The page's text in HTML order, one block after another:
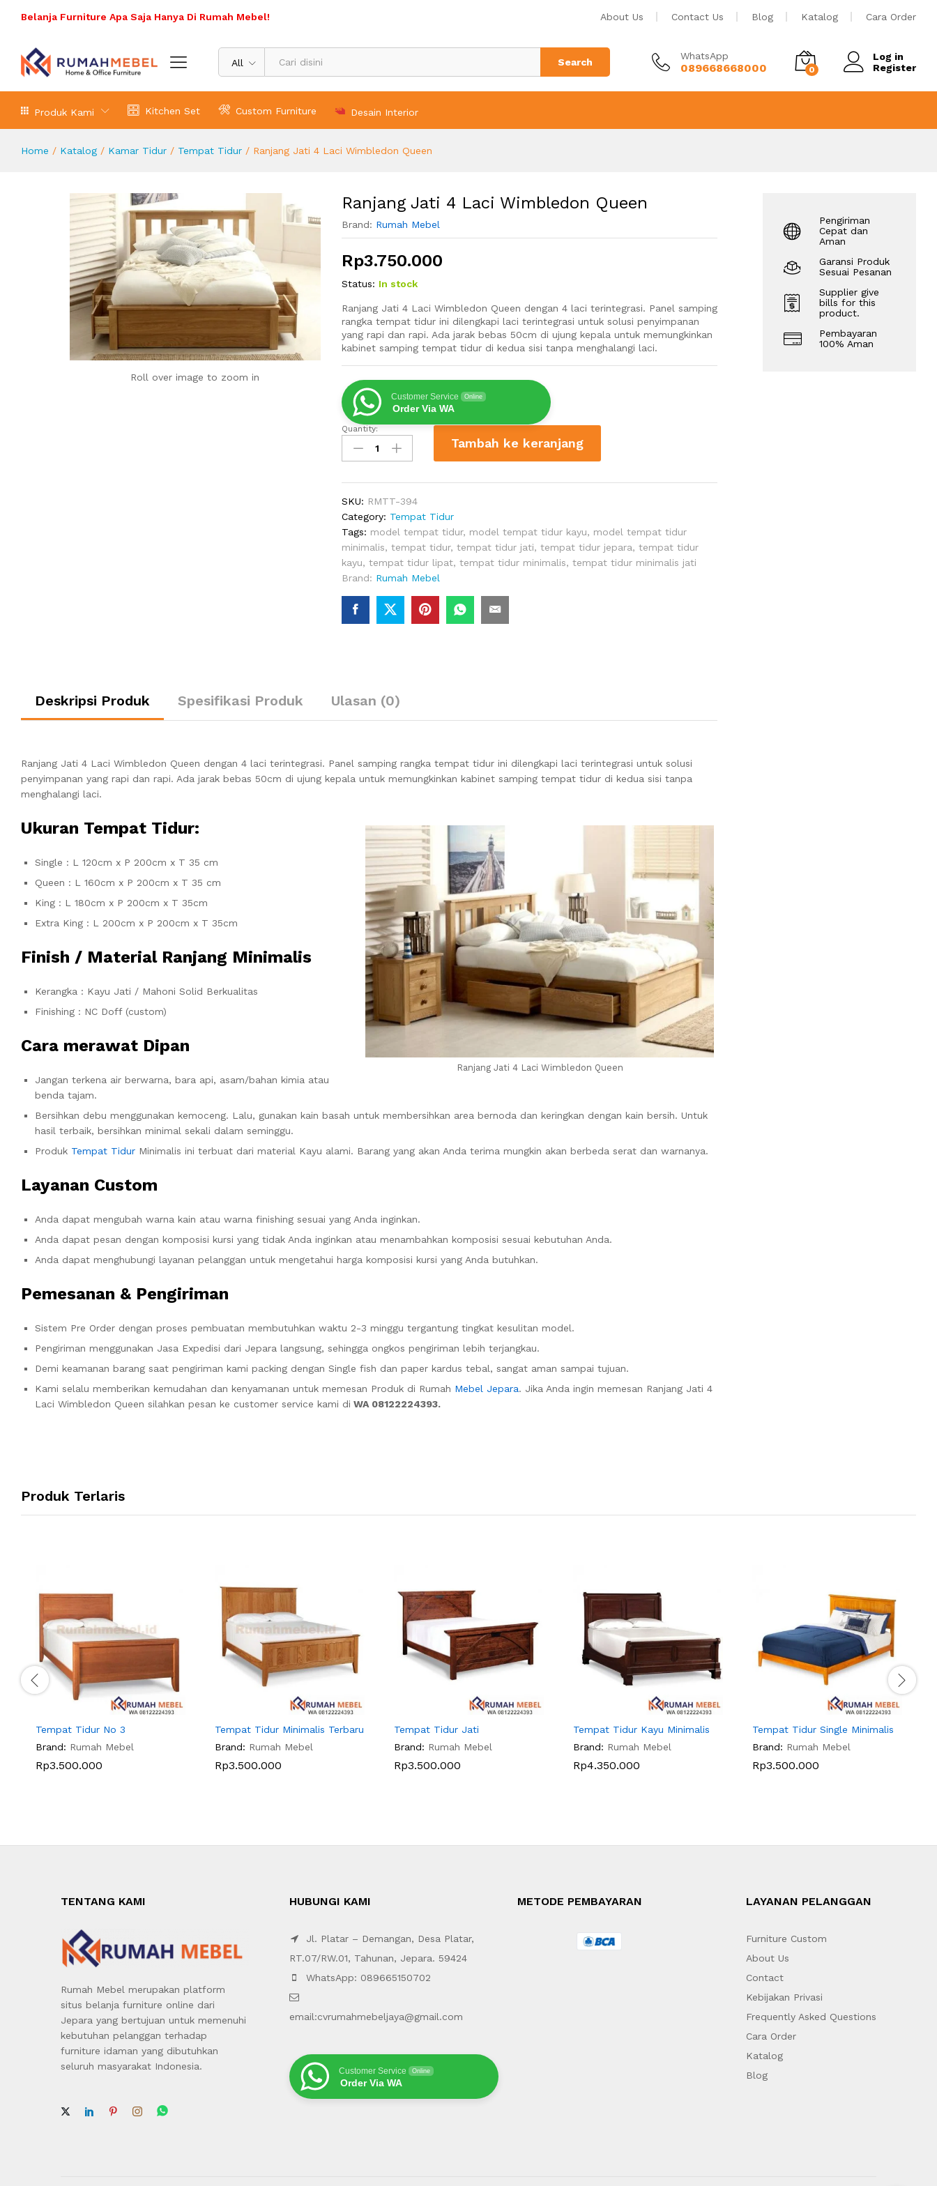
Belanja Furniture Apa Saja Hanya Di Rumah Mebel! About Us Contact Us Blog Katalog Cara Order
All Search
WhatsApp
089668668000 0
Log in
Register
Produk Kami Kitchen Set Custom Furniture Desain Interior
Home / Katalog / Kamar Tidur / Tempat Tidur / Ranjang Jati 4 Laci Wimbledon Queen
Roll over image to zoom in
Ranjang Jati 4 Laci Wimbledon Queen
Brand: Rumah Mebel
Rp3.750.000
Status: In stock
Ranjang Jati 4 Laci Wimbledon Queen dengan 4 laci terintegrasi. Panel samping
rangka tempat tidur ini dilengkapi laci terintegrasi untuk solusi penyimpanan
yang rapi dan rapi. Ada jarak bebas 50cm di ujung kepala untuk memungkinkan
kabinet samping tempat tidur di kedua sisi tanpa menghalangi laci.
Customer Service Online
Order Via WA
Ranjang
Jati
4
Queen
quantity
Quantity:
Tambah ke keranjang
SKU: RMTT-394
Category: Tempat Tidur
Tags: model tempat tidur, model tempat tidur kayu, model tempat tidur
minimalis, tempat tidur, tempat tidur jati, tempat tidur jepara, tempat tidur
kayu, tempat tidur lipat, tempat tidur minimalis, tempat tidur minimalis jati
Brand: Rumah Mebel
Deskripsi Produk Spesifikasi Produk Ulasan (0)
Ranjang Jati 4 Laci Wimbledon Queen dengan 4 laci terintegrasi. Panel samping rangka tempat tidur ini dilengkapi laci terintegrasi untuk solusi
penyimpanan yang rapi dan rapi. Ada jarak bebas 50cm di ujung kepala untuk memungkinkan kabinet samping tempat tidur di kedua sisi tanpa
menghalangi laci.
Ranjang Jati 4 Laci Wimbledon Queen
Ukuran Tempat Tidur:
Single : L 120cm x P 200cm x T 35 cm
Queen : L 160cm x P 200cm x T 35 cm
King : L 180cm x P 200cm x T 35cm
Extra King : L 200cm x P 200cm x T 35cm
Finish / Material Ranjang Minimalis
Kerangka : Kayu Jati / Mahoni Solid Berkualitas
Finishing : NC Doff (custom)
Cara merawat Dipan
Jangan terkena air berwarna, bara api, asam/bahan kimia atau
benda tajam.
Bersihkan debu menggunakan kemoceng. Lalu, gunakan kain basah untuk membersihkan area bernoda dan keringkan dengan kain bersih. Untuk
hasil terbaik, bersihkan minimal sekali dalam seminggu.
Produk Tempat Tidur Minimalis ini terbuat dari material Kayu alami. Barang yang akan Anda terima mungkin akan berbeda serat dan warnanya.
Layanan Custom
Anda dapat mengubah warna kain atau warna finishing sesuai yang Anda inginkan.
Anda dapat pesan dengan komposisi kursi yang tidak Anda inginkan atau menambahkan komposisi sesuai kebutuhan Anda.
Anda dapat menghubungi layanan pelanggan untuk mengetahui harga komposisi kursi yang Anda butuhkan.
Pemesanan & Pengiriman
Sistem Pre Order dengan proses pembuatan membutuhkan waktu 2-3 minggu tergantung tingkat kesulitan model.
Pengiriman menggunakan Jasa Expedisi dari Jepara langsung, sehingga ongkos pengiriman lebih terjangkau.
Demi keamanan barang saat pengiriman kami packing dengan Single fish dan paper kardus tebal, sangat aman sampai tujuan.
Kami selalu memberikan kemudahan dan kenyamanan untuk memesan Produk di Rumah Mebel Jepara. Jika Anda ingin memesan Ranjang Jati 4
Laci Wimbledon Queen silahkan pesan ke customer service kami di WA 08122224393.
Pengiriman
Cepat dan
Aman
Garansi Produk
Sesuai Pesanan
Supplier give
bills for this
product.
Pembayaran
100% Aman
Produk Terlaris
Tempat Tidur No 3
Brand: Rumah Mebel
Rp3.500.000
Tempat Tidur Minimalis Terbaru
Brand: Rumah Mebel
Rp3.500.000
Tempat Tidur Jati
Brand: Rumah Mebel
Rp3.500.000
Tempat Tidur Kayu Minimalis
Brand: Rumah Mebel
Rp4.350.000
Tempat Tidur Single Minimalis
Brand: Rumah Mebel
Rp3.500.000
TENTANG KAMI
Rumah Mebel merupakan platform
situs belanja furniture online dari
Jepara yang bertujuan untuk memenuhi
kebutuhan pelanggan terhadap
furniture idaman yang dibutuhkan
seluruh masyarakat Indonesia.
HUBUNGI KAMI
Jl. Platar – Demangan, Desa Platar,
RT.07/RW.01, Tahunan, Jepara. 59424
WhatsApp: 089665150702
email:cvrumahmebeljaya@gmail.com
Customer Service Online
Order Via WA
METODE PEMBAYARAN LAYANAN PELANGGAN
Furniture Custom
About Us
Contact
Kebijakan Privasi
Frequently Asked Questions
Cara Order
Katalog
Blog
Deskripsi Produk Spesifikasi Produk
Rp3.750.000 Tambah ke keranjang